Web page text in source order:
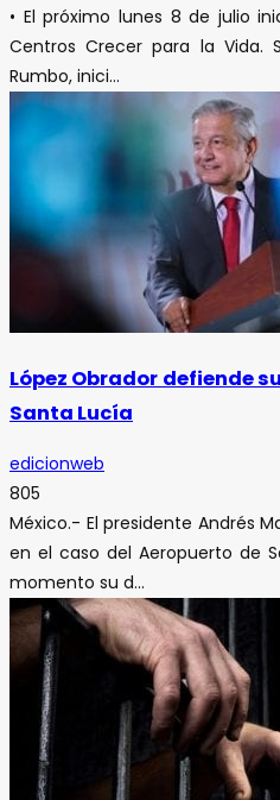
• El próximo lunes 8 de julio
Centros Crecer para la Vida.
Rumbo, inici...
López Obrador defiende
Santa Lucía
edicionweb
805
México.- El presidente Andrés
en el caso del Aeropuerto de
momento su d...